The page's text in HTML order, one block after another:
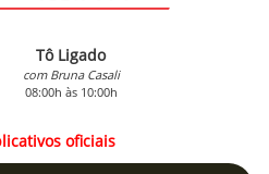
Tô Ligado
com Bruna Casali
08:00h às 10:00h
oficiais